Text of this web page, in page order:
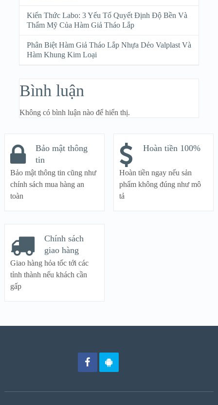
Kiến Thức Labo: 3 Yếu Tố Quyết Định Độ Bền Và
Thẩm Mỹ Của Hàm Giả Tháo Lắp
Phân Biệt Hàm Giả Tháo Lắp Nhựa Dẻo Valplast Và
Hàm Khung Kim Loại
Bình luận
Không có bình luận nào để hiển thị.
Bảo mật thông
tin
Bảo mật thông tin cũng như
chính sách mua hàng an
toàn
Hoàn tiền 100%
Hoàn tiền ngay nếu sản
phẩm không đúng như mô
tả
Chính sách
giao hàng
Giao hàng hỏa tốc tới các
tỉnh thành nếu khách cần
gấp